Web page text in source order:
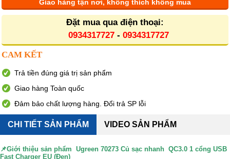
Giao hàng tận nơi, không thích không mua
Đặt mua qua điện thoại:
0934317727- 0934317727
CAM KẾT
Trả tiền đúng giá trị sản phẩm
Giao hàng Toàn quốc
Đảm bảo chất lượng hàng. Đổi trả SP lỗi
CHI TIẾT SẢN PHẨM VIDEO SẢN PHẨM
📌Giới thiệu sản phẩm Ugreen 70273 Củ sạc nhanh QC3.0 1 cổng USB
Fast Charger EU (Đen)